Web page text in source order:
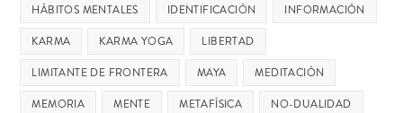
HÁBITOS MENTALES
IDENTIFICACIÓN
INFORMACIÓN
KARMA
KARMA YOGA
LIBERTAD
LIMITANTE DE FRONTERA
MAYA
MEDITACIÓN
MEMORIA
MENTE METAFÍSICA
NO-DUALIDAD